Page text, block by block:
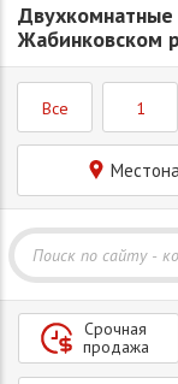
Жабинковском
Все 1
Срочная
продажа